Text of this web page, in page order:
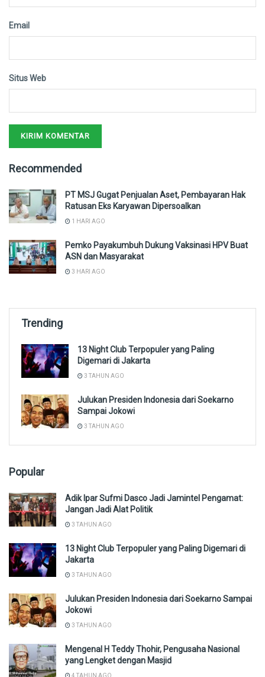
Email
Situs Web
Recommended
PT MSJ Gugat Penjualan Aset, Pembayaran Hak
Ratusan Eks Karyawan Dipersoalkan
1 HARI AGO
Pemko Payakumbuh Dukung Vaksinasi HPV Buat
ASN dan Masyarakat
3 HARI AGO
Trending
13 Night Club Terpopuler yang Paling
Digemari di Jakarta
3 TAHUN AGO
Julukan Presiden Indonesia dari Soekarno
Sampai Jokowi
3 TAHUN AGO
Popular
Adik Ipar Sufmi Dasco Jadi Jamintel Pengamat:
Jangan Jadi Alat Politik
3 TAHUN AGO
13 Night Club Terpopuler yang Paling Digemari di
Jakarta
3 TAHUN AGO
Julukan Presiden Indonesia dari Soekarno Sampai
Jokowi
3 TAHUN AGO
Mengenal H Teddy Thohir, Pengusaha Nasional
yang Lengket dengan Masjid
4 TAHUN AGO